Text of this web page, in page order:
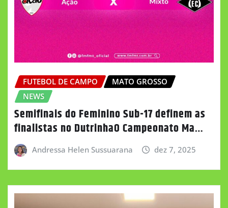
FUTEBOL DE CAMPO
MATO GROSSO
NEWS
Semifinais do Feminino Sub-17 definem as
finalistas no DutrinhaO Campeonato Ma…
Andressa Helen Sussuarana dez 7, 2025